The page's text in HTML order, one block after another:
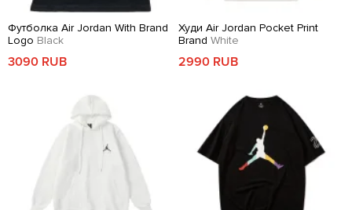
Футболка Air Jordan With Brand
Logo Black
3090 RUB
Худи Air Jordan Pocket Print
Brand White
2990 RUB